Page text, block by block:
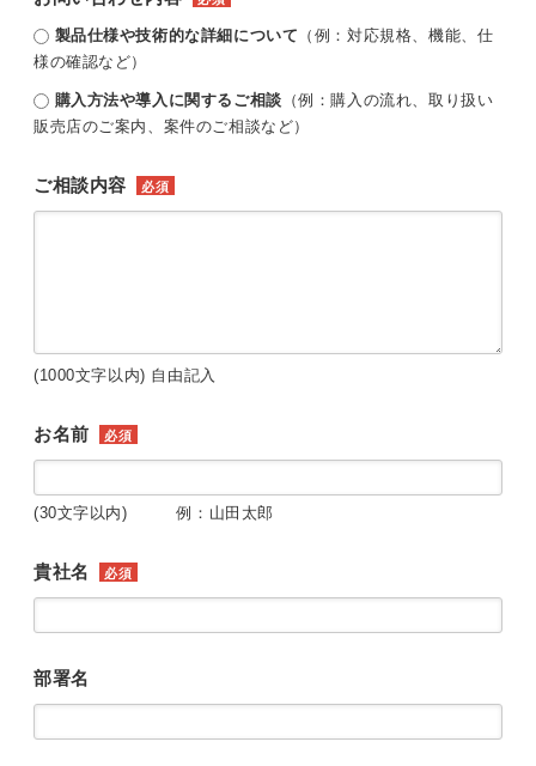
製品仕様や技術的な詳細について （例：対応規格、機能、仕
様の確認など）
購入方法や導入に関するご相談 （例：購入の流れ、取り扱い
販売店のご案内、案件のご相談など）
ご相談内容 必須
(1000文字以内) 自由記入
お名前 必須
(30文字以内) 例：山田太郎
貴社名 必須
部署名